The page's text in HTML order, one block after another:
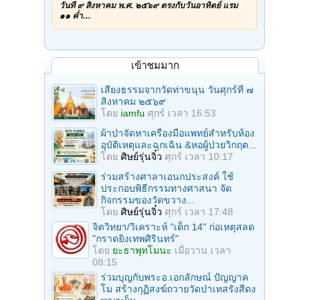
วันที่ ๙ สิงหาคม พ.ศ. ๒๕๖๙ ตรงกับวันอาทิตย์ แรม
๑๑ ค่ำ…
เข้าชมมาก
เสียงธรรมจากวัดท่าขนุน วันศุกร์ที่ ๗
สิงหาคม ๒๕๖๙
โดย iamfu ศุกร์ เวลา 16:53
ผ้าป่าจัดหาเครื่องมือแพทย์สำหรับห้อง
อุบัติเหตุและฉุกเฉิน &หอผู้ป่วยวิกฤต...
โดย ศิษย์รุ่นจิ๋ว ศุกร์ เวลา 10:17
ร่วมสร้างศาลาเอนกประสงค์ ใช้
ประกอบพิธีกรรมทางศาสนา จัด
กิจกรรมของวัดขวาง...
โดย ศิษย์รุ่นจิ๋ว ศุกร์ เวลา 17:48
จิตวิทยา/วิเคราะห์ "เด็ก 14" ก่อเหตุสลด
"กราดยิงเทพศิรินทร์"
โดย ยะธาพุทโมนะ เมื่อวาน เวลา
08:15
ร่วมบุญกับพระอ.เอกลักษณ์ ปัญญาค
โม สร้างกุฏิสงฆ์ถวายวัดป่าเทสรังสีดง